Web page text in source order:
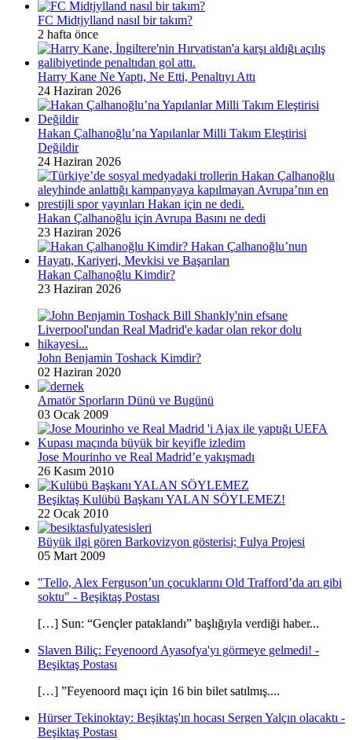
FC Midtjylland nasıl bir takım?
2 hafta önce
Harry Kane Ne Yaptı, Ne Etti, Penaltıyı Attı
24 Haziran 2026
Hakan Çalhanoğlu’na Yapılanlar Milli Takım Eleştirisi
Değildir
24 Haziran 2026
Hakan Çalhanoğlu için Avrupa Basını ne dedi
23 Haziran 2026
Hakan Çalhanoğlu Kimdir?
23 Haziran 2026
John Benjamin Toshack Kimdir?
02 Haziran 2020
Amatör Sporların Dünü ve Bugünü
03 Ocak 2009
Jose Mourinho ve Real Madrid’e yakışmadı
26 Kasım 2010
Beşiktaş Kulübü Başkanı YALAN SÖYLEMEZ!
22 Ocak 2010
Büyük ilgi gören Barkovizyon gösterisi; Fulya Projesi
05 Mart 2009
"Tello, Alex Ferguson’un çocuklarını Old Trafford’da arı gibi
soktu" - Beşiktaş Postası
[…] Sun: “Gençler pataklandı” başlığıyla verdiği haber...
Slaven Biliç: Feyenoord Ayasofya'yı görmeye gelmedi! -
Beşiktaş Postası
[…] ”Feyenoord maçı için 16 bin bilet satılmış....
Hürser Tekinoktay: Beşiktaş'ın hocası Sergen Yalçın olacaktı -
Beşiktaş Postası